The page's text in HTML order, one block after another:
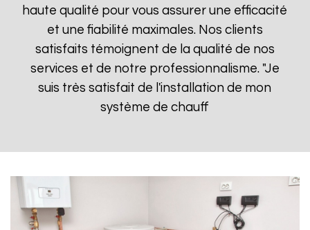
haute qualité pour vous assurer une efficacité
et une fiabilité maximales. Nos clients
satisfaits témoignent de la qualité de nos
services et de notre professionnalisme. "Je
suis très satisfait de l'installation de mon
système de chauff